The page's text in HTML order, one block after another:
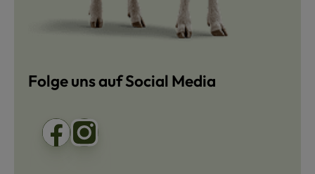
Folge uns auf Social Media